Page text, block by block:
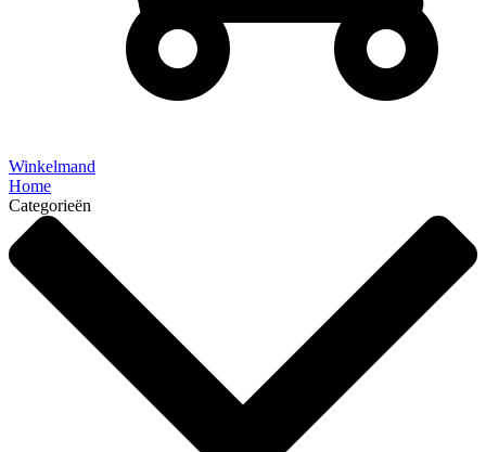
Winkelmand
Home
Categorieën